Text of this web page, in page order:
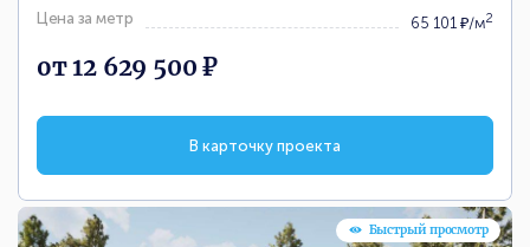
Цена за метр
65 101 ₽/м2
от 12 629 500 ₽
В карточку проекта
Быстрый просмотр